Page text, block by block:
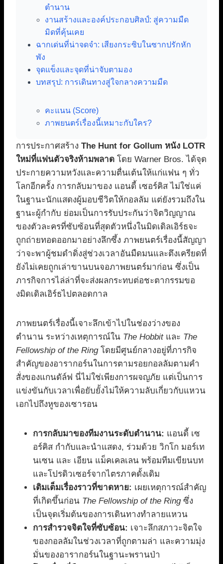
ตำนาน
งานสร้างและองค์ประกอบศิลป์: สู่ความมืด
มิดที่คุ้นเคย
ฉากเด่นที่น่าจดจำ: เสียงกระซิบในซากปรักหัก
พัง
จุดแข็งและจุดที่น่าจับตามอง
บทสรุป: การเดินทางสู่ใจกลางความมืด
คะแนน (Score)
ภาพยนตร์เรื่องนี้เหมาะกับใคร?
การประกาศสร้าง The Hunt for Gollum หนัง LOTR
ใหม่ที่แฟนตัวจริงห้ามพลาด โดย Warner Bros. ได้จุด
ประกายความหวังและความตื่นเต้นให้แก่แฟน ๆ ทั่ว
โลกอีกครั้ง การกลับมาของ แอนดี้ เซอร์คิส ไม่ใช่แค่
ในฐานะนักแสดงผู้มอบชีวิตให้กอลลัม แต่ยังรวมถึงใน
ฐานะผู้กำกับ ย่อมเป็นการรับประกันว่าจิตวิญญาณ
ของตัวละครที่ซับซ้อนที่สุดตัวหนึ่งในมิดเดิลเอิร์ธจะ
ถูกถ่ายทอดออกมาอย่างลึกซึ้ง ภาพยนตร์เรื่องนี้สัญญา
ว่าจะพาผู้ชมดำดิ่งสู่ช่วงเวลาอันมืดมนและตึงเครียดที่
ยังไม่เคยถูกเล่าขานบนจอภาพยนตร์มาก่อน ซึ่งเป็น
ภารกิจการไล่ล่าที่จะส่งผลกระทบต่อชะตากรรมขอ
งมิดเดิลเอิร์ธไปตลอดกาล
ภาพยนตร์เรื่องนี้เจาะลึกเข้าไปในช่องว่างของ
ตำนาน ระหว่างเหตุการณ์ใน The Hobbitและ The
Fellowship of the Ringโดยมีศูนย์กลางอยู่ที่ภารกิจ
สำคัญของอารากอร์นในการตามรอยกอลลัมตามคำ
สั่งของแกนดัล์ฟ นี่ไม่ใช่เพียงการผจญภัย แต่เป็นการ
แข่งขันกับเวลาเพื่อยับยั้งไม่ให้ความลับเกี่ยวกับแหวน
เอกไปถึงหูของเซารอน
การกลับมาของทีมงานระดับตำนาน: แอนดี้ เซ
อร์คิส กำกับและนำแสดง, ร่วมด้วย วิกโก มอร์เท
นเซน และ เอียน แม็คเคลเลน พร้อมทีมเขียนบท
และโปรดิวเซอร์จากไตรภาคดั้งเดิม
เติมเต็มเรื่องราวที่ขาดหาย: เผยเหตุการณ์สำคัญ
ที่เกิดขึ้นก่อน The Fellowship of the Ringซึ่ง
เป็นจุดเริ่มต้นของการเดินทางทำลายแหวน
การสำรวจจิตใจที่ซับซ้อน: เจาะลึกสภาวะจิตใจ
ของกอลลัมในช่วงเวลาที่ถูกตามล่า และความมุ่ง
มั่นของอารากอร์นในฐานะพรานป่า